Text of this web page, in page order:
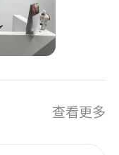
查看更多